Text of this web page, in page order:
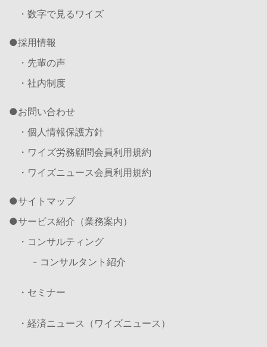
・数字で見るワイズ
採用情報
・先輩の声
・社内制度
お問い合わせ
・個人情報保護方針
・ワイズ労務顧問会員利用規約
・ワイズニュース会員利用規約
サイトマップ
サービス紹介（業務案内）
・コンサルティング
- コンサルタント紹介
・セミナー
・経済ニュース（ワイズニュース）